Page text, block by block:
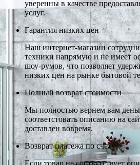
уверенны в качестве
услуг.
Гарантия низких цен
Наш интернет-магазин
техники напрямую и не имеет
шоу-румов, что позволяет
низких цен на рынке бытовой
Полный возврат стоимости
Мы полностью вернем вам
соответстовать описанию на
доставлен вовремя.
Возврат платежа по счету
Если товар не соотвутствует